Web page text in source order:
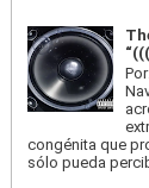
congénita que
sólo pueda